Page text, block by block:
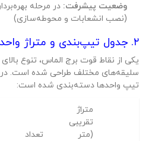
وضعیت پیشرفت:در مرحله
(نصب انشعابات و محوطه‌سازی)
یکی از نقاط قوت برج الماس، تنوع
سلیقه‌های مختلف طراحی شده است. در
تیپ واحدها دسته‌بندی شده است:
متراژ
تقریبی
(متر
تعداد